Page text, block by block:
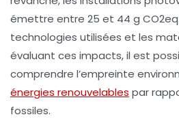
émettre entre 25 et 44 g
technologies utilisées et les
évaluant ces impacts, il est
comprendre l’empreinte
énergies renouvelables par
fossiles.